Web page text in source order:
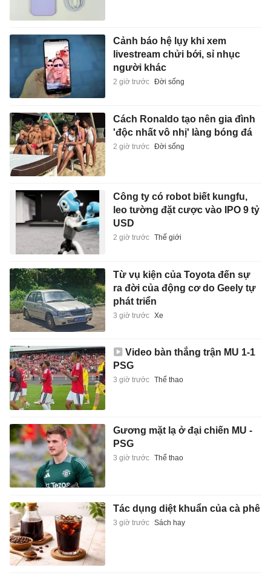
Cảnh báo hệ lụy khi xem
livestream chửi bới, sỉ nhục
người khác
2 giờ trước Đời sống
Cách Ronaldo tạo nên gia đình
'độc nhất vô nhị' làng bóng đá
2 giờ trước Đời sống
Công ty có robot biết kungfu,
leo tường đặt cược vào IPO 9 tỷ
USD
2 giờ trước Thế giới
Từ vụ kiện của Toyota đến sự
ra đời của động cơ do Geely tự
phát triển
3 giờ trước Xe
Video bàn thắng trận MU 1-1
PSG
3 giờ trước Thể thao
Gương mặt lạ ở đại chiến MU -
PSG
3 giờ trước Thể thao
Tác dụng diệt khuẩn của cà phê
3 giờ trước Sách hay